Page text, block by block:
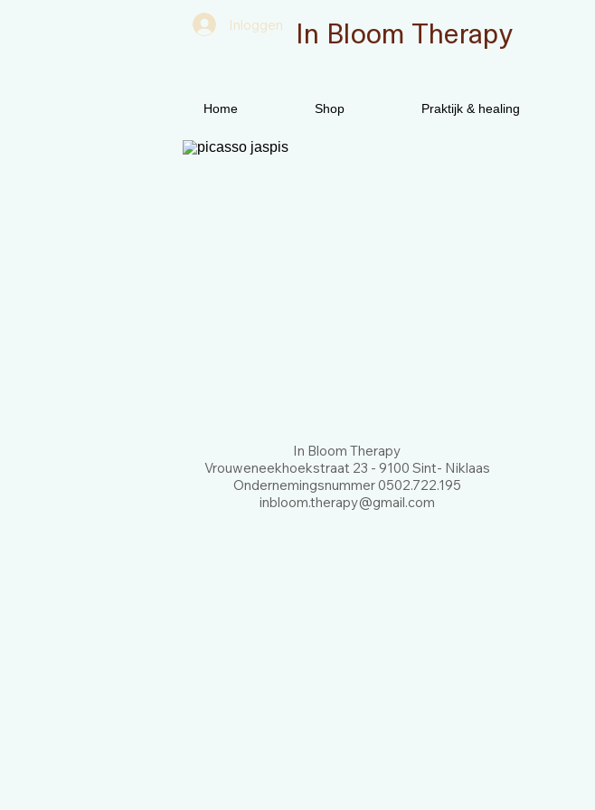
Inloggen In Bloom Therapy
Home Shop Praktijk & healing
In Bloom Therapy
Vrouweneekhoekstraat 23 - 9100 Sint- Niklaas
Ondernemingsnummer 0502.722.195
inbloom.therapy@gmail.com